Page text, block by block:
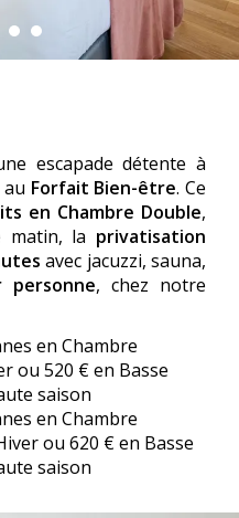
escapade détente à
Forfait Bien-être. Ce
en Chambre Double,
matin, la privatisation
avec jacuzzi, sauna,
personne, chez notre
en Chambre
ou 520 € en Basse
saison
en Chambre
ou 620 € en Basse
saison